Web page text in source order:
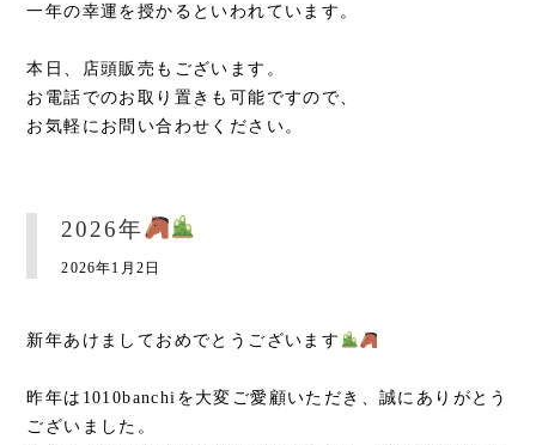
一年の幸運を授かるといわれています。
本日、店頭販売もございます。
お電話でのお取り置きも可能ですので、
お気軽にお問い合わせください。
2026年
2026年1月2日
新年あけましておめでとうございます
昨年は1010banchiを大変ご愛顧いただき、誠にありがとう
ございました。